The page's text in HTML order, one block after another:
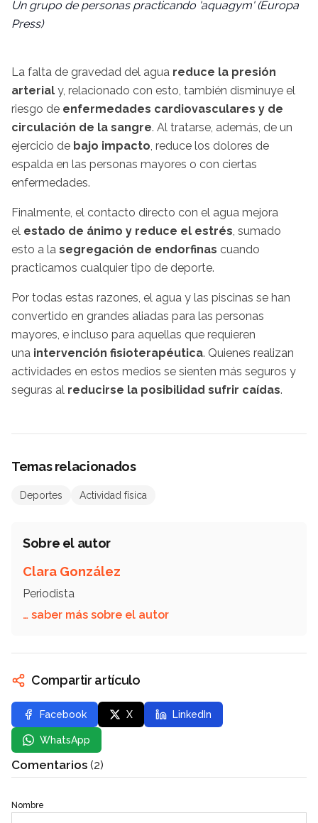
Un grupo de personas practicando 'aquagym' (Europa
Press)
La falta de gravedad del agua reduce la presión
arterial y, relacionado con esto, también disminuye el
riesgo de enfermedades cardiovasculares y de
circulación de la sangre. Al tratarse, además, de un
ejercicio de bajo impacto, reduce los dolores de
espalda en las personas mayores o con ciertas
enfermedades.
Finalmente, el contacto directo con el agua mejora
el estado de ánimo y reduce el estrés, sumado
esto a la segregación de endorfinas cuando
practicamos cualquier tipo de deporte.
Por todas estas razones, el agua y las piscinas se han
convertido en grandes aliadas para las personas
mayores, e incluso para aquellas que requieren
una intervención fisioterapéutica. Quienes realizan
actividades en estos medios se sienten más seguros y
seguras al reducirse la posibilidad sufrir caídas.
Temas relacionados
Deportes Actividad física
Sobre el autor
Clara González
Periodista
… saber más sobre el autor
Compartir artículo
Facebook X LinkedIn
WhatsApp
Comentarios (2)
Nombre